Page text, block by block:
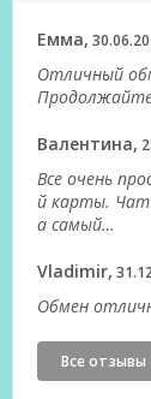
Емма,
Отличный
Валентина,
Все очень
й карты. Чат
а самый…
Vladimir,
Обмен
Все отзывы